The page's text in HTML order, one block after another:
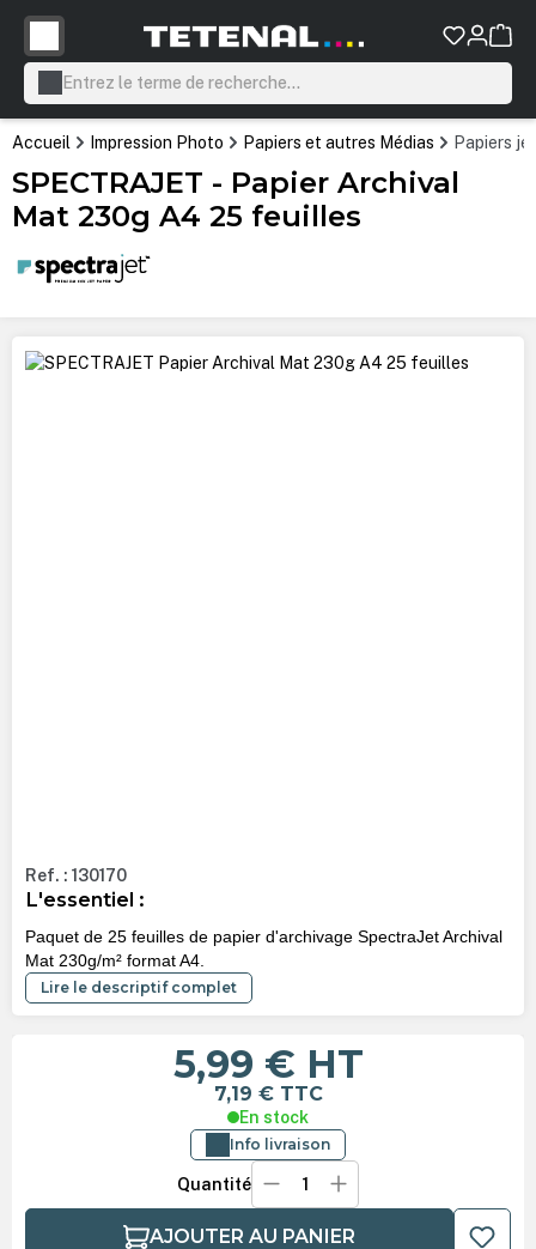
principal
Accueil Impression Photo Papiers et autres Médias Papiers
SPECTRAJET - Papier Archival
Mat 230g A4 25 feuilles
Ignorer la galerie d'images
Ref. : 130170
L'essentiel :
Paquet de 25 feuilles de papier d'archivage SpectraJet Archival
Mat 230g/m² format A4.
Lire le descriptif complet
5,99 € HT
7,19 € TTC
En stock
Info livraison
Quantité
AJOUTER AU PANIER